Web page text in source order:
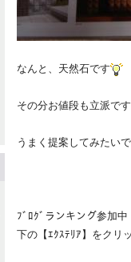
なんと、天然石です
その分お値段も立派で
うまく提案してみたい
ﾌﾞﾛｸﾞランキング参加中
下の【ｴｸｽﾃﾘｱ】をクリ